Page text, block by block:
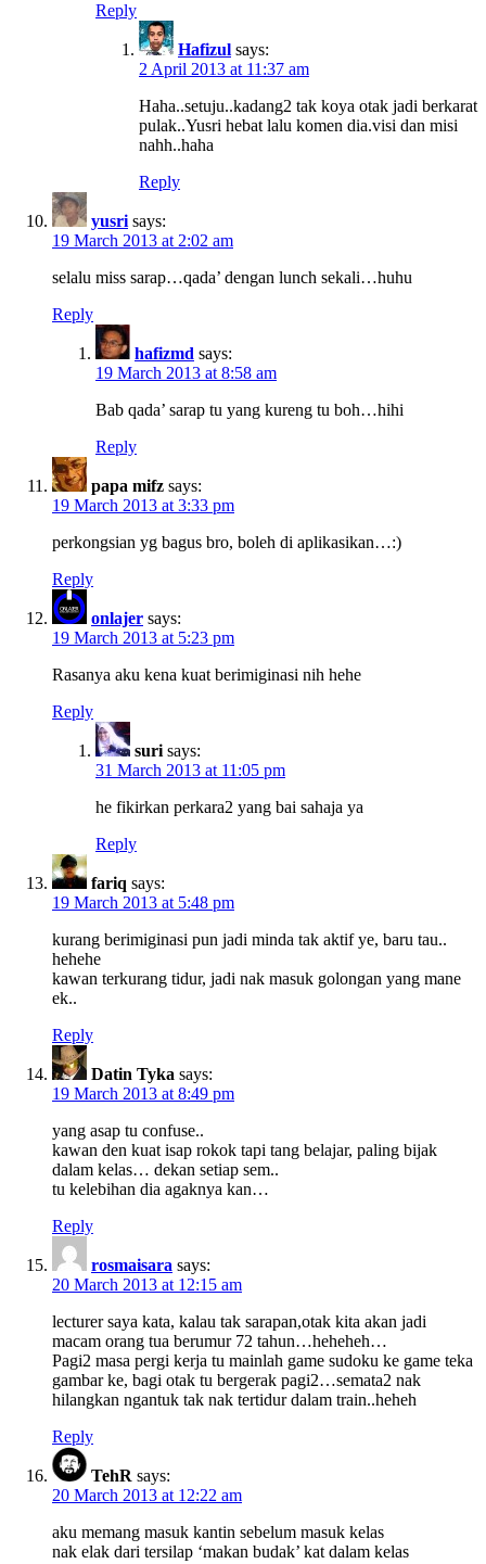
Reply
Hafizul says:
2 April 2013 at 11:37 am
Haha..setuju..kadang2 tak koya otak jadi berkarat
pulak..Yusri hebat lalu komen dia.visi dan misi
nahh..haha
Reply
yusri says:
19 March 2013 at 2:02 am
selalu miss sarap…qada’ dengan lunch sekali…huhu
Reply
hafizmd says:
19 March 2013 at 8:58 am
Bab qada’ sarap tu yang kureng tu boh…hihi
Reply
papa mifz says:
19 March 2013 at 3:33 pm
perkongsian yg bagus bro, boleh di aplikasikan…:)
Reply
onlajer says:
19 March 2013 at 5:23 pm
Rasanya aku kena kuat berimiginasi nih hehe
Reply
suri says:
31 March 2013 at 11:05 pm
he fikirkan perkara2 yang bai sahaja ya
Reply
fariq says:
19 March 2013 at 5:48 pm
kurang berimiginasi pun jadi minda tak aktif ye, baru tau..
hehehe
kawan terkurang tidur, jadi nak masuk golongan yang mane
ek..
Reply
Datin Tyka says:
19 March 2013 at 8:49 pm
yang asap tu confuse..
kawan den kuat isap rokok tapi tang belajar, paling bijak
dalam kelas… dekan setiap sem..
tu kelebihan dia agaknya kan…
Reply
rosmaisara says:
20 March 2013 at 12:15 am
lecturer saya kata, kalau tak sarapan,otak kita akan jadi
macam orang tua berumur 72 tahun…heheheh…
Pagi2 masa pergi kerja tu mainlah game sudoku ke game teka
gambar ke, bagi otak tu bergerak pagi2…semata2 nak
hilangkan ngantuk tak nak tertidur dalam train..heheh
Reply
TehR says:
20 March 2013 at 12:22 am
aku memang masuk kantin sebelum masuk kelas
nak elak dari tersilap ‘makan budak’ kat dalam kelas